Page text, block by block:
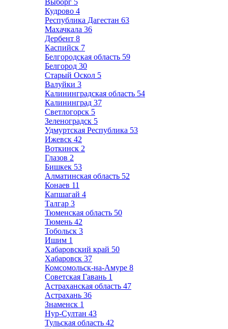
Выборг 5
Кудрово 4
Республика Дагестан 63
Махачкала 36
Дербент 8
Каспийск 7
Белгородская область 59
Белгород 30
Старый Оскол 5
Валуйки 3
Калининградская область 54
Калининград 37
Светлогорск 5
Зеленоградск 5
Удмуртская Республика 53
Ижевск 42
Воткинск 2
Глазов 2
Бишкек 53
Алматинская область 52
Конаев 11
Капшагай 4
Талгар 3
Тюменская область 50
Тюмень 42
Тобольск 3
Ишим 1
Хабаровский край 50
Хабаровск 37
Комсомольск-на-Амуре 8
Советская Гавань 1
Астраханская область 47
Астрахань 36
Знаменск 1
Нур-Султан 43
Тульская область 42